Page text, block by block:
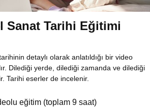
Sanat Tarihi Eğitimi
detaylı olarak anlatıldığı bir video
Dilediği yerde, dilediği zamanda ve dilediği
Tarihi eserler de incelenir.
eğitim (toplam 9 saat)